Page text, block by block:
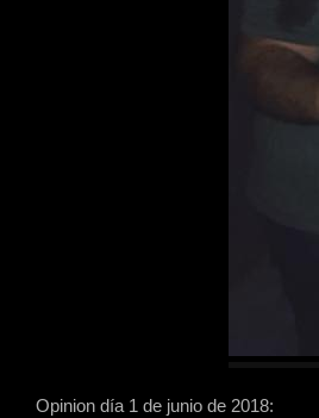
Opinion día 1 de junio de 2018: